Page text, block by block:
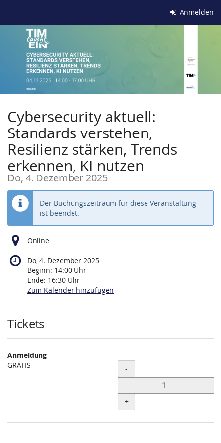
springen
Anmelden
Cybersecurity aktuell:
Standards verstehen,
Resilienz stärken, Trends
erkennen, KI nutzen
Do, 4. Dezember 2025
Der Buchungszeitraum für diese Veranstaltung
ist beendet.
Online
Do, 4. Dezember 2025
Beginn: 14:00 Uhr
Ende: 16:30 Uhr
Zum Kalender hinzufügen
Produkte
Tickets
Anmeldung
GRATIS
Menge
-
+